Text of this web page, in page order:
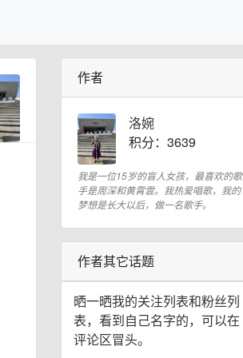
作者
洛婉
积分：3639
我是一位15岁的盲人女孩，最喜欢的歌
手是周深和黄霄雲。我热爱唱歌，我的
梦想是长大以后，做一名歌手。
作者其它话题
晒一晒我的关注列表和粉丝列
表，看到自己名字的，可以在
评论区冒头。